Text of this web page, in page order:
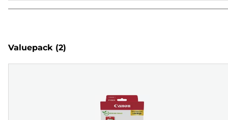
Valuepack (2)